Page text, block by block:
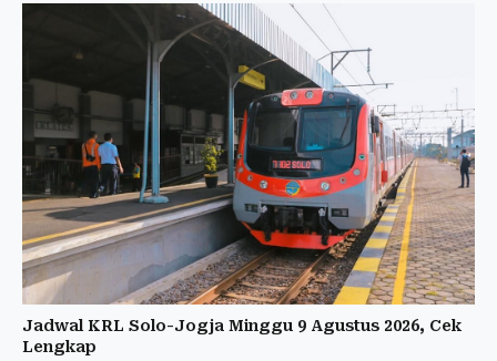
Jadwal KRL Solo-Jogja Minggu 9 Agustus 2026, Cek
Lengkap